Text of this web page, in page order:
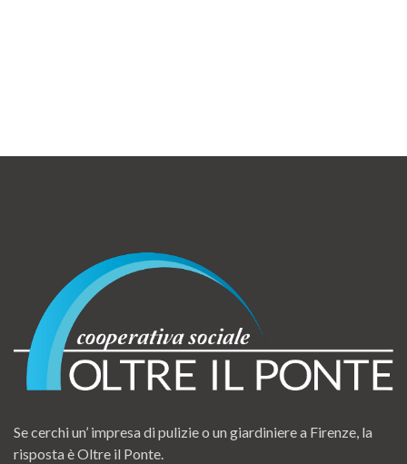
Se cerchi un’ impresa di pulizie o un giardiniere a Firenze, la
risposta è Oltre il Ponte.